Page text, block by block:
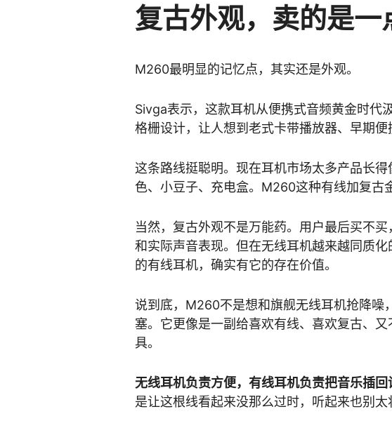
复古外观，卖的是一
M260最明显的记忆点，其实还是外观。
Sivga表示，这款耳机从便携式音频黄金时代
格栅设计，让人想到老式卡带播放器、早期便
这条路线挺聪明。现在耳机市场太多产品长
色、小豆子、充电盒。M260这种有线加复古
当然，复古外观不是万能药。用户最后买不
和实际声音表现。但在无线耳机越来越同质
的有线耳机，确实有它的存在价值。
说到底，M260不是想和旗舰无线耳机抢降噪
塞。它更像是一副给喜欢有线、喜欢复古、
具。
无线耳机负责方便，有线耳机负责把音乐插回
是让这根线看起来没那么过时，听起来也别太